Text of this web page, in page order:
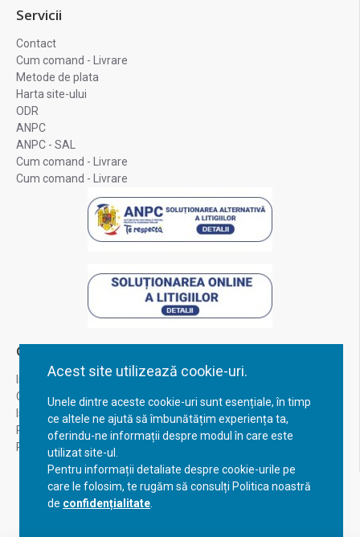
Acest site utilizează cookie-uri.
Unele dintre aceste cookie-uri sunt esențiale, în timp
ce altele ne ajută să îmbunătățim experiența ta,
oferindu-ne informații despre modul în care este
utilizat site-ul.
Pentru informații detaliate despre cookie-urile pe
care le folosim, te rugăm să consulți Politica noastră
de confidențialitate
Servicii
Contact
Cum comand - Livrare
Metode de plata
Harta site-ului
ODR
ANPC
ANPC - SAL
Cum comand - Livrare
Cum comand - Livrare
Contul Meu
Inregistrare
Contul meu
Istoric comenzi
Recuperare parola
Returnare produs